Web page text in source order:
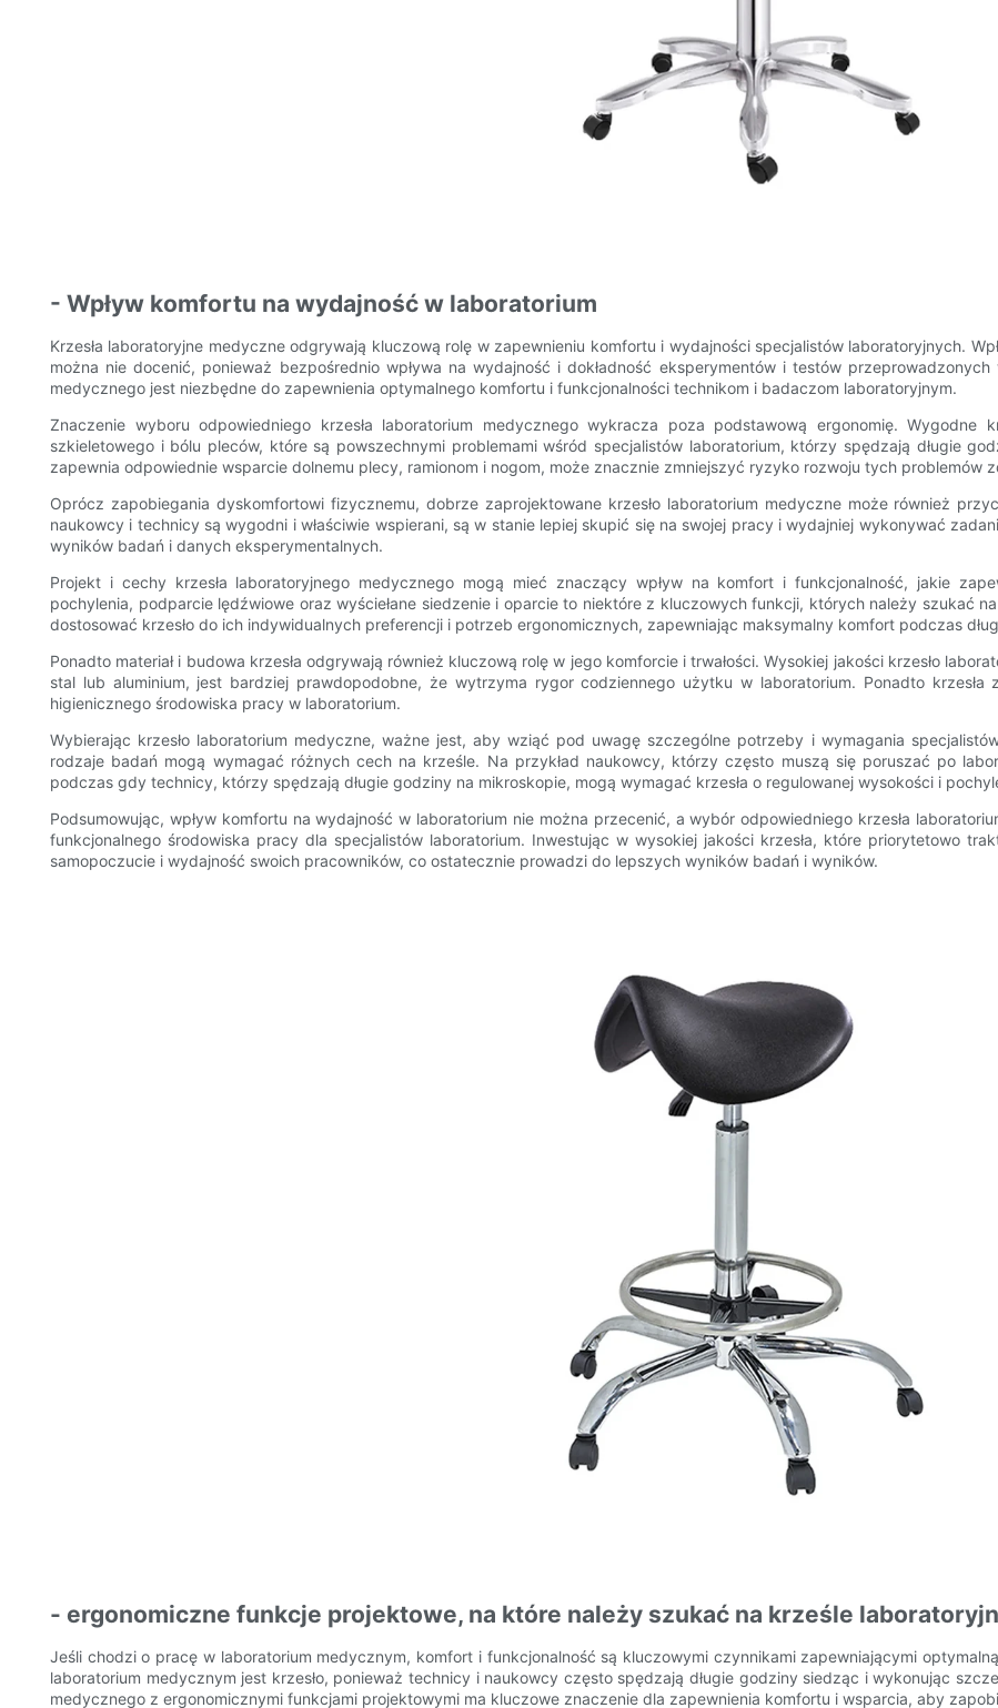
- Wpływ komfortu na wydajność w laboratorium
Krzesła laboratoryjne medyczne odgrywają kluczową rolę w zapewnieniu komfortu i wydajności specjalistów laboratoryjnych.
można nie docenić, ponieważ bezpośrednio wpływa na wydajność i dokładność eksperymentów i testów
medycznego jest niezbędne do zapewnienia optymalnego komfortu i funkcjonalności technikom i badaczom laboratoryjnym.
Znaczenie wyboru odpowiedniego krzesła laboratorium medycznego wykracza poza podstawową ergonomię. Wygodne
szkieletowego i bólu pleców, które są powszechnymi problemami wśród specjalistów laboratorium, którzy spędzają długie
zapewnia odpowiednie wsparcie dolnemu plecy, ramionom i nogom, może znacznie zmniejszyć ryzyko rozwoju tych problemów
Oprócz zapobiegania dyskomfortowi fizycznemu, dobrze zaprojektowane krzesło laboratorium medyczne może również
naukowcy i technicy są wygodni i właściwie wspierani, są w stanie lepiej skupić się na swojej pracy i wydajniej wykonywać
wyników badań i danych eksperymentalnych.
Projekt i cechy krzesła laboratoryjnego medycznego mogą mieć znaczący wpływ na komfort i funkcjonalność, jakie
pochylenia, podparcie lędźwiowe oraz wyściełane siedzenie i oparcie to niektóre z kluczowych funkcji, których należy szukać
dostosować krzesło do ich indywidualnych preferencji i potrzeb ergonomicznych, zapewniając maksymalny komfort podczas
Ponadto materiał i budowa krzesła odgrywają również kluczową rolę w jego komforcie i trwałości. Wysokiej jakości krzesło
stal lub aluminium, jest bardziej prawdopodobne, że wytrzyma rygor codziennego użytku w laboratorium. Ponadto krzesła
higienicznego środowiska pracy w laboratorium.
Wybierając krzesło laboratorium medyczne, ważne jest, aby wziąć pod uwagę szczególne potrzeby i wymagania
rodzaje badań mogą wymagać różnych cech na krześle. Na przykład naukowcy, którzy często muszą się poruszać po
podczas gdy technicy, którzy spędzają długie godziny na mikroskopie, mogą wymagać krzesła o regulowanej wysokości i
Podsumowując, wpływ komfortu na wydajność w laboratorium nie można przecenić, a wybór odpowiedniego krzesła
funkcjonalnego środowiska pracy dla specjalistów laboratorium. Inwestując w wysokiej jakości krzesła, które priorytetowo
samopoczucie i wydajność swoich pracowników, co ostatecznie prowadzi do lepszych wyników badań i wyników.
- ergonomiczne funkcje projektowe, na które należy szukać na krześle
Jeśli chodzi o pracę w laboratorium medycznym, komfort i funkcjonalność są kluczowymi czynnikami zapewniającymi
laboratorium medycznym jest krzesło, ponieważ technicy i naukowcy często spędzają długie godziny siedząc i wykonując
medycznego z ergonomicznymi funkcjami projektowymi ma kluczowe znaczenie dla zapewnienia komfortu i wsparcia, aby